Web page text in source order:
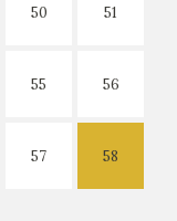
50 51
55 56
57 58